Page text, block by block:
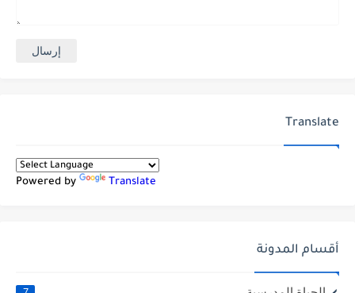
Translate
Powered by Translate
أقسام المدونة